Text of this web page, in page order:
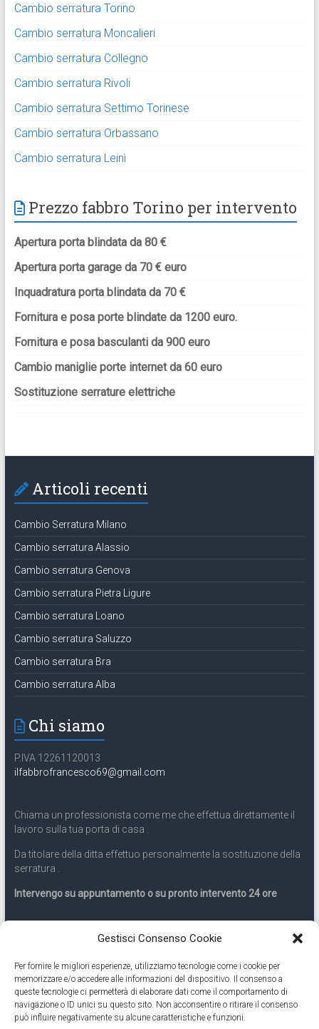
Gestisci Consenso Cookie
Per fornire le migliori esperienze, utilizziamo tecnologie come i cookie per
memorizzare e/o accedere alle informazioni del dispositivo. Il consenso a
queste tecnologie ci permetterà di elaborare dati come il comportamento di
navigazione o ID unici su questo sito. Non acconsentire o ritirare il consenso
può influire negativamente su alcune caratteristiche e funzioni.
Cambio serratura Torino
Cambio serratura Moncalieri
Cambio serratura Collegno
Cambio serratura Rivoli
Cambio serratura Settimo Torinese
Cambio serratura Orbassano
Cambio serratura Leinì
Prezzo fabbro Torino per intervento
Apertura porta blindata da 80 €
Apertura porta garage da 70 € euro
Inquadratura porta blindata da 70 €
Fornitura e posa porte blindate da 1200 euro.
Fornitura e posa basculanti da 900 euro
Cambio maniglie porte internet da 60 euro
Sostituzione serrature elettriche
Articoli recenti
Cambio Serratura Milano
Cambio serratura Alassio
Cambio serratura Genova
Cambio serratura Pietra Ligure
Cambio serratura Loano
Cambio serratura Saluzzo
Cambio serratura Bra
Cambio serratura Alba
Chi siamo
P.IVA 12261120013
ilfabbrofrancesco69@gmail.com
Chiama un professionista come me che effettua direttamente il
lavoro sulla tua porta di casa .
Da titolare della ditta effettuo personalmente la sostituzione della
serratura .
Intervengo su appuntamento o su pronto intervento 24 ore
Servizio 24 ore
Cell331.9899963
Eseguiamo anche lavori di apertura porte pronto intervento 24
ore